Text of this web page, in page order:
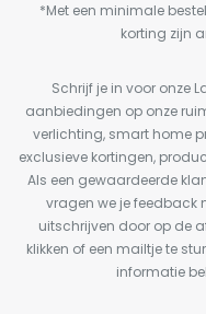
*Met een minimale
korting zijn
Schrijf je in voor onze
aanbiedingen op onze
verlichting, smart home
exclusieve kortingen,
Als een gewaardeerde
vragen we je feedback
uitschrijven door op de
klikken of een mailtje te
informatie